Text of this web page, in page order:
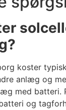
koster
anlæg og
med batteri.
og